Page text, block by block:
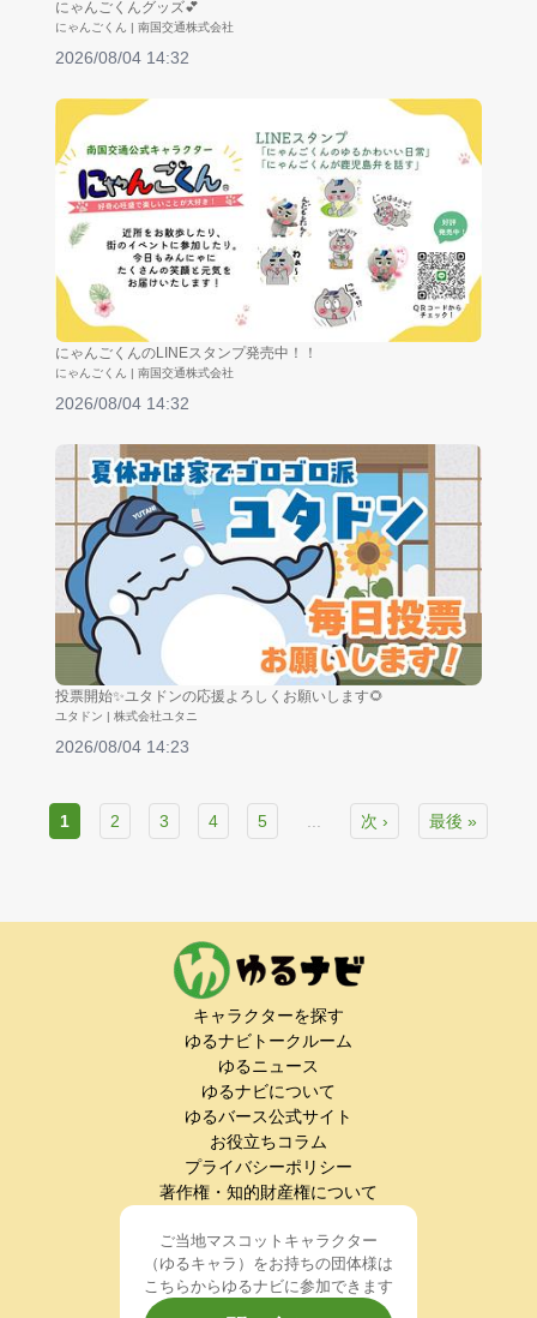
にゃんごくんグッズ💕
にゃんごくん | 南国交通株式会社
2026/08/04 14:32
にゃんごくんのLINEスタンプ発売中！！
にゃんごくん | 南国交通株式会社
2026/08/04 14:32
投票開始✨ユタドンの応援よろしくお願いします🌻
ユタドン | 株式会社ユタニ
2026/08/04 14:23
1 2 3 4 5 次 › 最後 »
キャラクターを探す
ゆるナビトークルーム
ゆるニュース
ゆるナビについて
ゆるバース公式サイト
お役立ちコラム
プライバシーポリシー
著作権・知的財産権について
ご当地マスコットキャラクター
（ゆるキャラ）をお持ちの団体様は
こちらからゆるナビに参加できます